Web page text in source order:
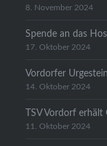
8. November 2024
Spende an das
17. Oktober 2024
Vordorfer
14. Oktober 2024
TSV Vordorf
11. Oktober 2024